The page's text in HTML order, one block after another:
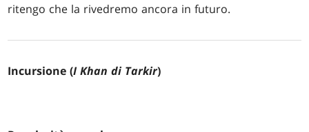
ritengo che la rivedremo ancora in futuro.
Incursione (I Khan di Tarkir)